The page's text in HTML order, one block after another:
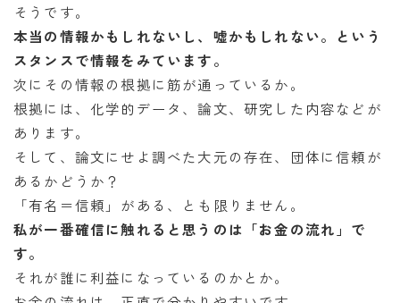
そうです。
本当の情報かもしれないし、嘘かもしれない。という
スタンスで情報をみています。
次にその情報の根拠に筋が通っているか。
根拠には、化学的データ、論文、研究した内容などが
あります。
そして、論文にせよ調べた大元の存在、団体に信頼が
あるかどうか？
「有名＝信頼」がある、とも限りません。
私が一番確信に触れると思うのは「お金の流れ」で
す。
それが誰に利益になっているのかとか。